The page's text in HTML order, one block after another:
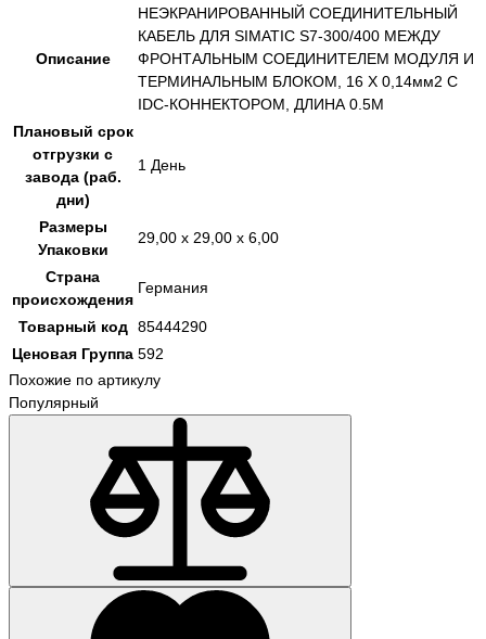
Описание
НЕЭКРАНИРОВАННЫЙ СОЕДИНИТЕЛЬНЫЙ
КАБЕЛЬ ДЛЯ SIMATIC S7-300/400 МЕЖДУ
ФРОНТАЛЬНЫМ СОЕДИНИТЕЛЕМ МОДУЛЯ И
ТЕРМИНАЛЬНЫМ БЛОКОМ, 16 X 0,14мм2 С
IDC-КОННЕКТОРОМ, ДЛИНА 0.5M
Плановый срок
отгрузки с
завода (раб.
дни)
1 День
Размеры
Упаковки
29,00 x 29,00 x 6,00
Страна
происхождения
Германия
Товарный код 85444290
Ценовая Группа 592
Похожие по артикулу
Популярный